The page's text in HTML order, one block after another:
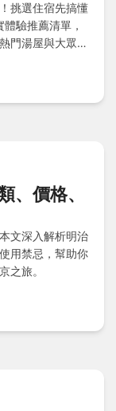
挑選住宿先搞懂
驗推薦清單，
門湯屋與大眾湯
、價格、
文深入解析明治
用禁忌，幫助你
之旅。